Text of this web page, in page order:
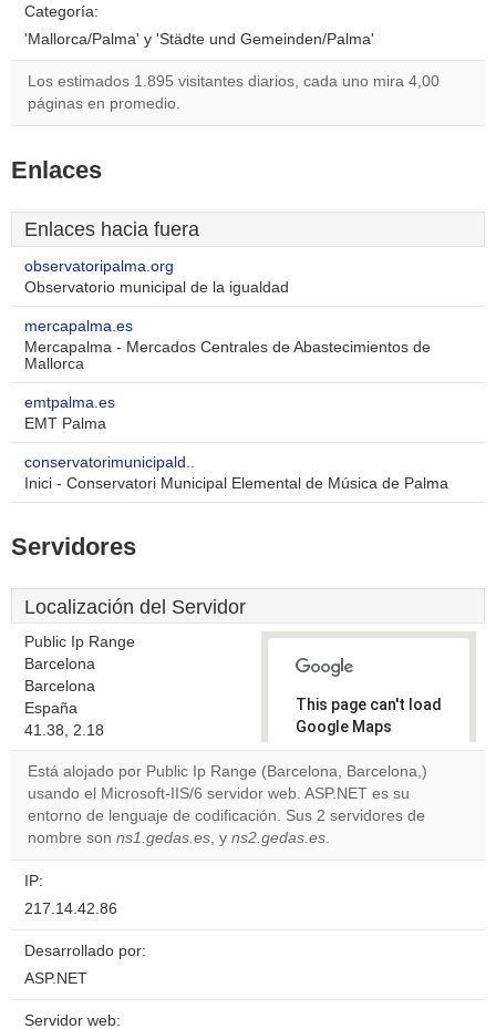
Categoría:
'Mallorca/Palma' y 'Städte und Gemeinden/Palma'
Los estimados 1.895 visitantes diarios, cada uno mira 4,00
páginas en promedio.
Enlaces
Enlaces hacia fuera
observatoripalma.org
Observatorio municipal de la igualdad
mercapalma.es
Mercapalma - Mercados Centrales de Abastecimientos de
Mallorca
emtpalma.es
EMT Palma
conservatorimunicipald..
Inici - Conservatori Municipal Elemental de Música de Palma
Servidores
Localización del Servidor
Public Ip Range
Barcelona
Barcelona
España
41.38, 2.18
This page can't load
Google Maps
correctly.
Do you
own this
website?
OK
Está alojado por Public Ip Range (Barcelona, Barcelona,)
usando el Microsoft-IIS/6 servidor web. ASP.NET es su
entorno de lenguaje de codificación. Sus 2 servidores de
nombre son ns1.gedas.es, y ns2.gedas.es.
IP:
217.14.42.86
Desarrollado por:
ASP.NET
Servidor web: